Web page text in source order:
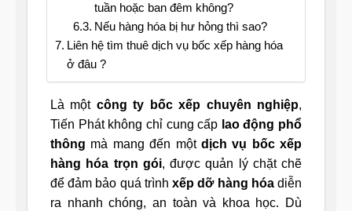
tuần hoặc ban đêm không?
Nếu hàng hóa bị hư hỏng thì sao?
Liên hệ tìm thuê dịch vụ bốc xếp hàng hóa
ở đâu ?
Là một công ty bốc xếp chuyên nghiệp,
Tiến Phát không chỉ cung cấp lao động phổ
thông mà mang đến một dịch vụ bốc xếp
hàng hóa trọn gói, được quản lý chặt chẽ
để đảm bảo quá trìnhxếp dỡ hàng hóadiễn
ra nhanh chóng, an toàn và khoa học. Dù